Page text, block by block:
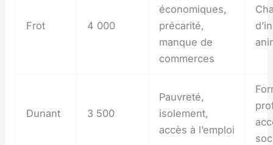
Frot 4 000
économiques,
précarité,
manque de
commerces
Dunant 3 500
Pauvreté,
isolement,
accès à l’emploi